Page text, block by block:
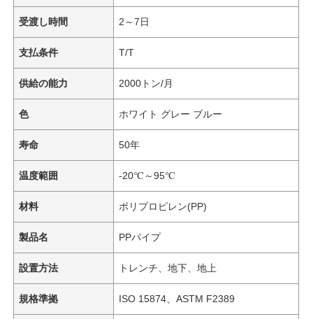
受渡し時間 2～7日
支払条件 T/T
供給の能力 2000トン/月
色 ホワイト グレー ブルー
寿命 50年
温度範囲 -20℃～95℃
材料 ポリプロピレン(PP)
製品名 PPパイプ
設置方法 トレンチ、地下、地上
規格準拠 ISO 15874、ASTM F2389